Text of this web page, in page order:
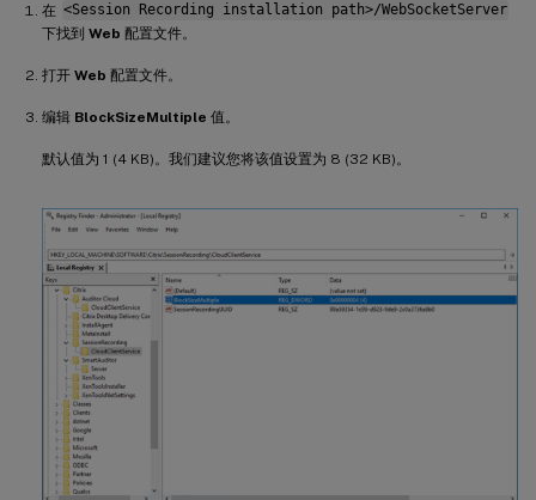
在 <Session Recording installation path>/WebSocketServer
下找到 Web 配置文件。
打开 Web 配置文件。
编辑 BlockSizeMultiple 值。
默认值为 1 (4 KB)。我们建议您将该值设置为 8 (32 KB)。